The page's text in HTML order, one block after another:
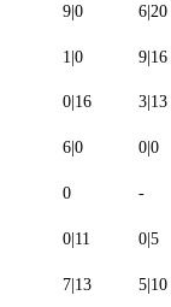
9|0 6|20
1|0 9|16
0|16 3|13
6|0 0|0
0 -
0|11 0|5
7|13 5|10